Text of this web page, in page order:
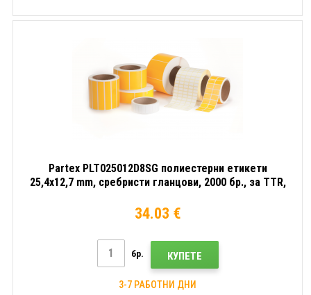
Partex PLT025012D8SG полиестерни етикети
25,4x12,7 mm, сребристи гланцови, 2000 бр., за TTR,
34.03 €
бр. КУПЕТЕ
3-7 РАБОТНИ ДНИ